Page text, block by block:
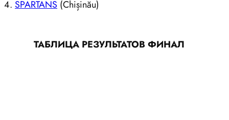
4. SPARTANS (Chișinău)
ТАБЛИЦА РЕЗУЛЬТАТОВ ФИНАЛ